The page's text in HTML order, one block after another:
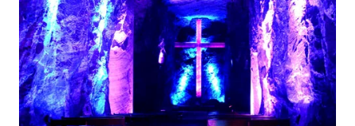
WN
SUMSEL
WN
BENGKULU